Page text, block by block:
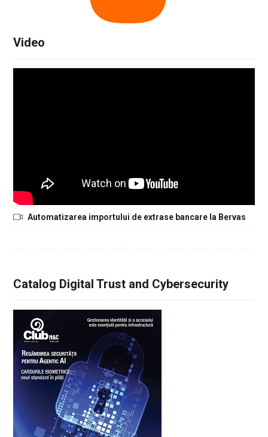
Video
Automatizarea importului de extrase bancare la Bervas
Catalog Digital Trust and Cybersecurity